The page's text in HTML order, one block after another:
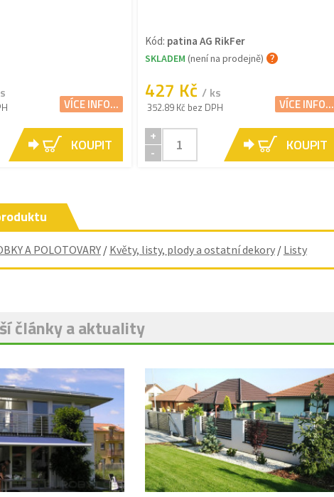
VÍCE INFO...
KOUPIT
Kód: patina AG RikFer
SKLADEM (není na prodejně)
427 Kč / ks
352.89 Kč bez DPH VÍCE INFO...
+
-
KOUPIT
A POLOTOVARY/ Květy, listy, plody a ostatní dekory/ Listy
články a aktuality